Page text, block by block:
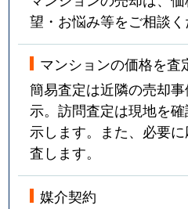
望・お悩み等をご相談く
マンションの価格を査
簡易査定は近隣の売却
示。訪問査定は現地を
示します。また、必要
査します。
媒介契約